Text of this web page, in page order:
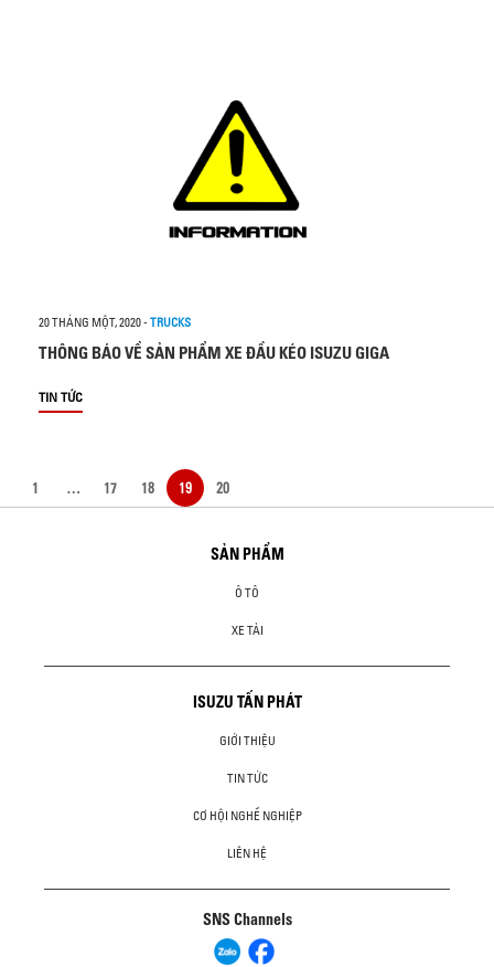
20 THÁNG MỘT, 2020- TRUCKS
THÔNG BÁO VỀ SẢN PHẨM XE ĐẦU KÉO ISUZU GIGA
TIN TỨC
1 … 17 18 19 20
SẢN PHẨM
Ô TÔ
XE TẢI
ISUZU TẤN PHÁT
GIỚI THIỆU
TIN TỨC
CƠ HỘI NGHỀ NGHIỆP
LIÊN HỆ
SNS Channels